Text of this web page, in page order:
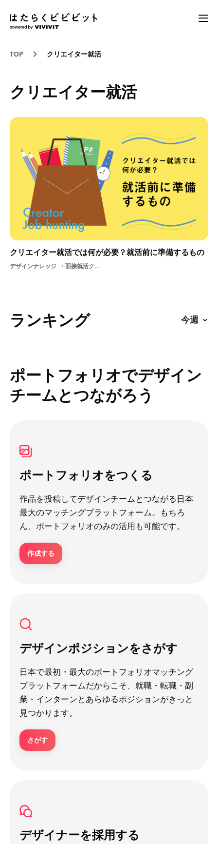
TOP クリエイター就活
クリエイター就活
クリエイター就活では何が必要？就活前に準備するもの
デザインナレッジ 面接就活クリエイター就活学生
ランキング
ポートフォリオでデザイン
チームとつながろう
ポートフォリオをつくる
作品を投稿してデザインチームとつながる日本
最大のマッチングプラットフォーム。もちろ
ん、ポートフォリオのみの活用も可能です。
作成する
デザインポジションをさがす
日本で最初・最大のポートフォリオマッチング
プラットフォームだからこそ、就職・転職・副
業・インターンとあらゆるポジションがきっと
見つかります。
さがす
デザイナーを採用する